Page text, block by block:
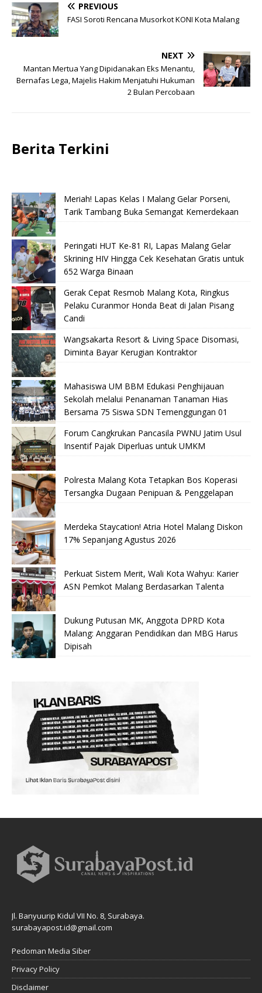
PREVIOUS
FASI Soroti Rencana Musorkot KONI Kota Malang
NEXT
Mantan Mertua Yang Dipidanakan Eks Menantu,
Bernafas Lega, Majelis Hakim Menjatuhi Hukuman
2 Bulan Percobaan
Berita Terkini
Meriah! Lapas Kelas I Malang Gelar Porseni,
Tarik Tambang Buka Semangat Kemerdekaan
Peringati HUT Ke-81 RI, Lapas Malang Gelar
Skrining HIV Hingga Cek Kesehatan Gratis untuk
652 Warga Binaan
Gerak Cepat Resmob Malang Kota, Ringkus
Pelaku Curanmor Honda Beat di Jalan Pisang
Candi
Wangsakarta Resort & Living Space Disomasi,
Diminta Bayar Kerugian Kontraktor
Mahasiswa UM BBM Edukasi Penghijauan
Sekolah melalui Penanaman Tanaman Hias
Bersama 75 Siswa SDN Temenggungan 01
Forum Cangkrukan Pancasila PWNU Jatim Usul
Insentif Pajak Diperluas untuk UMKM
Polresta Malang Kota Tetapkan Bos Koperasi
Tersangka Dugaan Penipuan & Penggelapan
Merdeka Staycation! Atria Hotel Malang Diskon
17% Sepanjang Agustus 2026
Perkuat Sistem Merit, Wali Kota Wahyu: Karier
ASN Pemkot Malang Berdasarkan Talenta
Dukung Putusan MK, Anggota DPRD Kota
Malang: Anggaran Pendidikan dan MBG Harus
Dipisah
Jl. Banyuurip Kidul VII No. 8, Surabaya.
surabayapost.id@gmail.com
Pedoman Media Siber
Privacy Policy
Disclaimer